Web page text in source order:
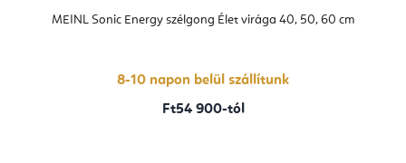
MEINL Sonic Energy szélgong Élet virága 40, 50, 60 cm
8-10 napon belül szállítunk
Ft54 900-tól